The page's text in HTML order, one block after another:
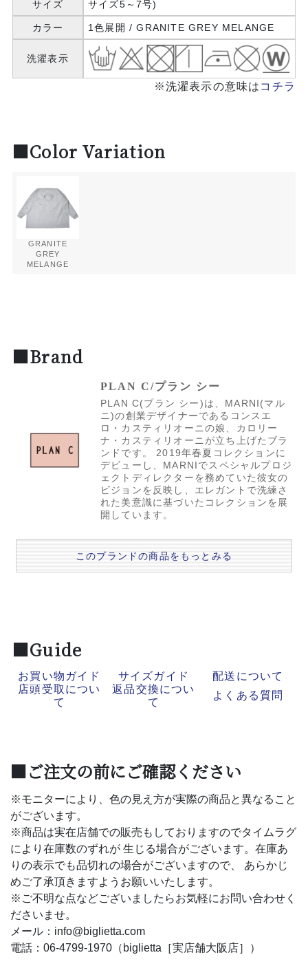
サイズ サイズ5～7号)
カラー 1色展開 / GRANITE GREY MELANGE
洗濯表示
※洗濯表示の意味は コチラ
■Color Variation
GRANITE
GREY
MELANGE
■Brand
PLAN C/プラン シー
PLAN C(プラン シー)は、MARNI(マル
ニ)の創業デザイナーであるコンスエ
ロ・カスティリオーニの娘、カロリー
ナ・カスティリオーニが立ち上げたブラ
ンドです。 2019年春夏コレクションに
デビューし、MARNIでスペシャルプロジ
ェクトディレクターを務めていた彼女の
ビジョンを反映し、エレガントで洗練さ
れた美意識に基づいたコレクションを展
開しています。
このブランドの商品をもっとみる
■Guide
お買い物ガイド サイズガイド
配送について
店頭受取につい
て
返品交換につい
て
よくある質問
■ご注文の前にご確認ください
※モニターにより、色の見え方が実際の商品と異なること
がございます。
※商品は実在店舗での販売もしておりますのでタイムラグ
により在庫数のずれが 生じる場合がございます。在庫あ
りの表示でも品切れの場合がございますので、 あらかじ
めご了承頂きますようお願いいたします。
※ご不明な点などございましたらお気軽にお問い合わせく
ださいませ。
メール：info@biglietta.com
電話：06-4799-1970（biglietta［実店舗大阪店］）